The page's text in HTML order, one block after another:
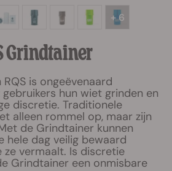
+ 6
Grindtainer
is ongeëvenaard
hun wiet grinden en
discretie. Traditionele
alleen rommel op, maar zijn
de Grindtainer kunnen
hele dag veilig bewaard
vermaalt. Is discretie
Grindtainer een onmisbare